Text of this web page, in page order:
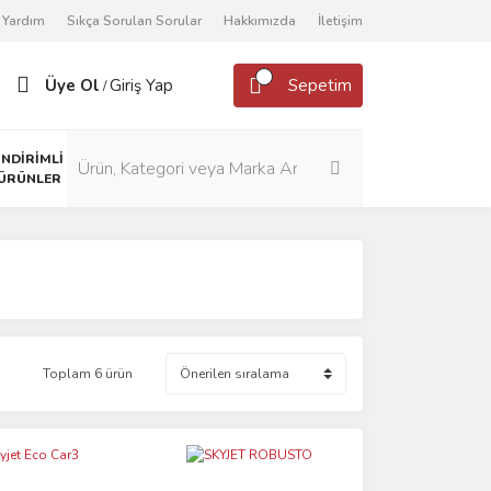
Yardım Sıkça Sorulan Sorular Hakkımızda İletişim
Üye Ol /Giriş Yap Sepetim
Toplam 6 ürün